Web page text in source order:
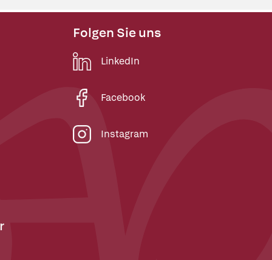
Folgen Sie uns
LinkedIn
Facebook
Instagram